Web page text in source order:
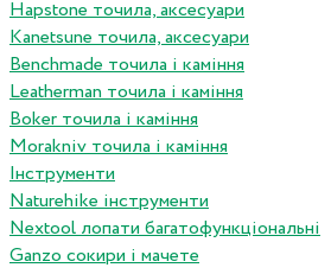
Hapstone точила, аксесуари
Kanetsune точила, аксесуари
Benchmade точила і каміння
Leatherman точила і каміння
Boker точила і каміння
Morakniv точила і каміння
Інструменти
Naturehike інструменти
Nextool лопати багатофункціональні
Ganzo сокири і мачете